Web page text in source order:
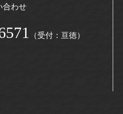
合わせ
（受付：亘徳）